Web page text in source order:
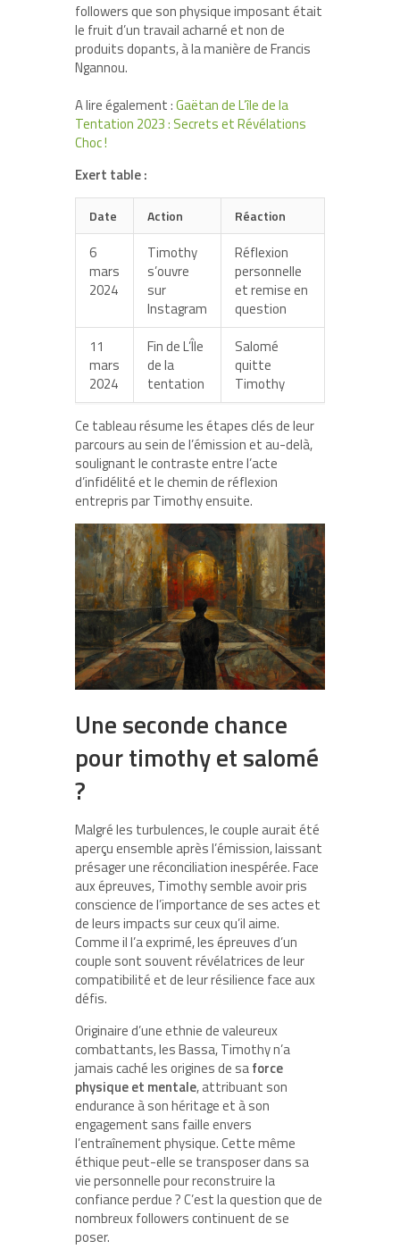
followers que son physique imposant était
le fruit d’un travail acharné et non de
produits dopants, à la manière de Francis
Ngannou.
A lire également :Gaëtan de L’île de la
Tentation 2023 : Secrets et Révélations
Choc !
Exert table :
Date Action Réaction
6
mars
2024
Timothy
s’ouvre
sur
Instagram
Réflexion
personnelle
et remise en
question
11
mars
2024
Fin de L’Île
de la
tentation
Salomé
quitte
Timothy
Ce tableau résume les étapes clés de leur
parcours au sein de l’émission et au-delà,
soulignant le contraste entre l’acte
d’infidélité et le chemin de réflexion
entrepris par Timothy ensuite.
Une seconde chance
pour timothy et salomé
?
Malgré les turbulences, le couple aurait été
aperçu ensemble après l’émission, laissant
présager une réconciliation inespérée. Face
aux épreuves, Timothy semble avoir pris
conscience de l’importance de ses actes et
de leurs impacts sur ceux qu’il aime.
Comme il l’a exprimé, les épreuves d’un
couple sont souvent révélatrices de leur
compatibilité et de leur résilience face aux
défis.
Originaire d’une ethnie de valeureux
combattants, les Bassa, Timothy n’a
jamais caché les origines de saforce
physique et mentale, attribuant son
endurance à son héritage et à son
engagement sans faille envers
l’entraînement physique. Cette même
éthique peut-elle se transposer dans sa
vie personnelle pour reconstruire la
confiance perdue ? C’est la question que de
nombreux followers continuent de se
poser.